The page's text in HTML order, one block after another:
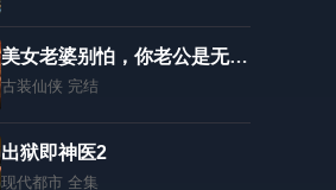
美女老婆别怕，你老公是无敌天师
古装仙侠 完结
出狱即神医2
现代都市 全集